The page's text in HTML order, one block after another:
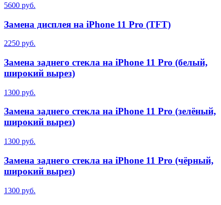
5600 руб.
Замена дисплея на iPhone 11 Pro (TFT)
2250 руб.
Замена заднего стекла на iPhone 11 Pro (белый,
широкий вырез)
1300 руб.
Замена заднего стекла на iPhone 11 Pro (зелёный,
широкий вырез)
1300 руб.
Замена заднего стекла на iPhone 11 Pro (чёрный,
широкий вырез)
1300 руб.